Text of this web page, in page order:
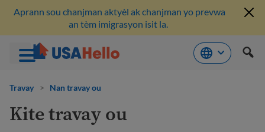
nan
Aprann sou chanjman aktyèl ak chanjman yo prevwa
an tèm imigrasyon isit la.
Travay > Nan travay ou
Kite travay ou